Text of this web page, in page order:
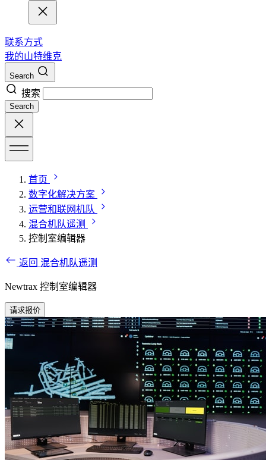
联系方式
我的山特维克
Search
搜索
Search
首页
数字化解决方案
运营和联网机队
混合机队遥测
控制室编辑器
返回 混合机队遥测
Newtrax 控制室编辑器
请求报价